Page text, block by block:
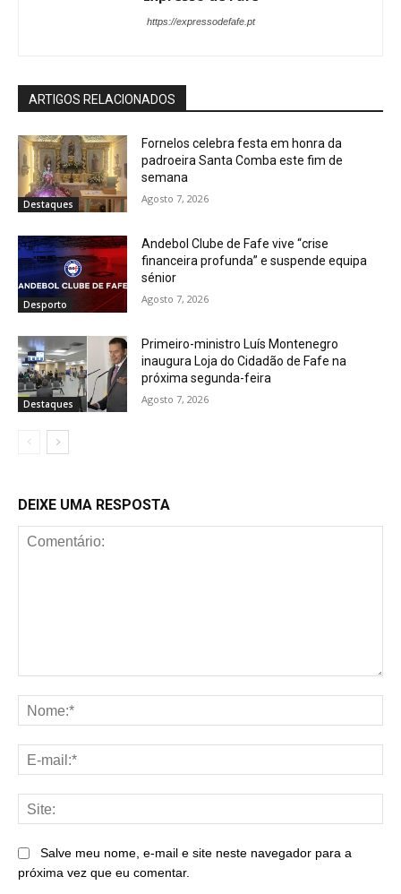
https://expressodefafe.pt
ARTIGOS RELACIONADOS
Destaques
Fornelos celebra festa em honra da
padroeira Santa Comba este fim de
semana
Agosto 7, 2026
Desporto
Andebol Clube de Fafe vive “crise
financeira profunda” e suspende equipa
sénior
Agosto 7, 2026
Destaques
Primeiro-ministro Luís Montenegro
inaugura Loja do Cidadão de Fafe na
próxima segunda-feira
Agosto 7, 2026
DEIXE UMA RESPOSTA
Salve meu nome, e-mail e site neste navegador para a
próxima vez que eu comentar.